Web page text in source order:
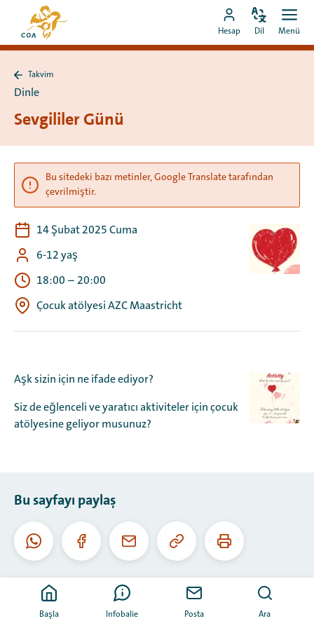
Doğrudan
içeriğe
git
MyCOA
ana
sayfasına
MyCOA
hesabına
Hesap
Dili
Dil
Aç
Menü
Başla Infobalie Posta Ara
sayfasına
dön
Takvim
Dinle
Sevgililer Günü
Bu sitedeki bazı metinler, Google Translate tarafından
çevrilmiştir.
14 Şubat 2025 Cuma
6-12 yaş
18:00 – 20:00
Çocuk atölyesi AZC Maastricht
Aşk sizin için ne ifade ediyor?
Siz de eğlenceli ve yaratıcı aktiviteler için çocuk
atölyesine geliyor musunuz?
Bu sayfayı paylaş
WhatsappFacebookE-
Bu
URL'yi
Bu
sayfayı